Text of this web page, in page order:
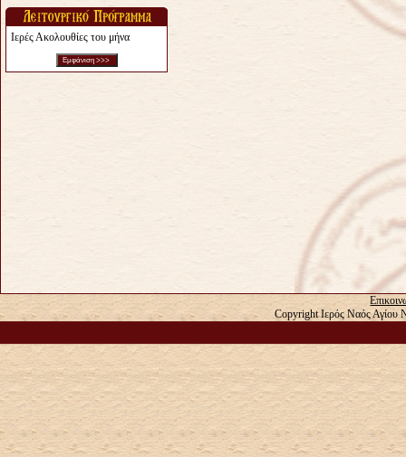
Ιερές Ακολουθίες του μήνα
Copyright Ιερός Ναός Αγίου